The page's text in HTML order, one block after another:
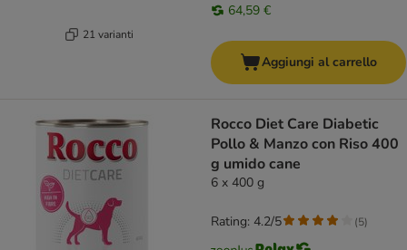
21 varianti
64,59 €
Aggiungi al carrello
Rocco Diet Care Diabetic
Pollo & Manzo con Riso 400
g umido cane
6 x 400 g
Rating: 4.2/5 (5)